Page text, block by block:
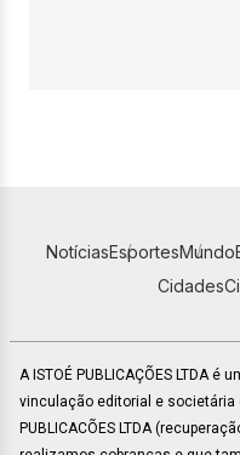
NotíciasEsportesMundo
Cidades
A ISTOÉ PUBLICAÇÕES LTDA
vinculação editorial e societária
PUBLICACÕES LTDA